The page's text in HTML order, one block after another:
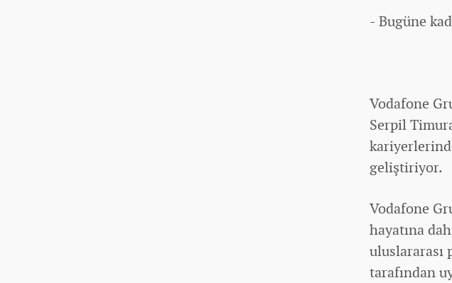
- Bugüne
Vodafone
Serpil
geliştiriyor.
Vodafone
hayatına
uluslararası
tarafından